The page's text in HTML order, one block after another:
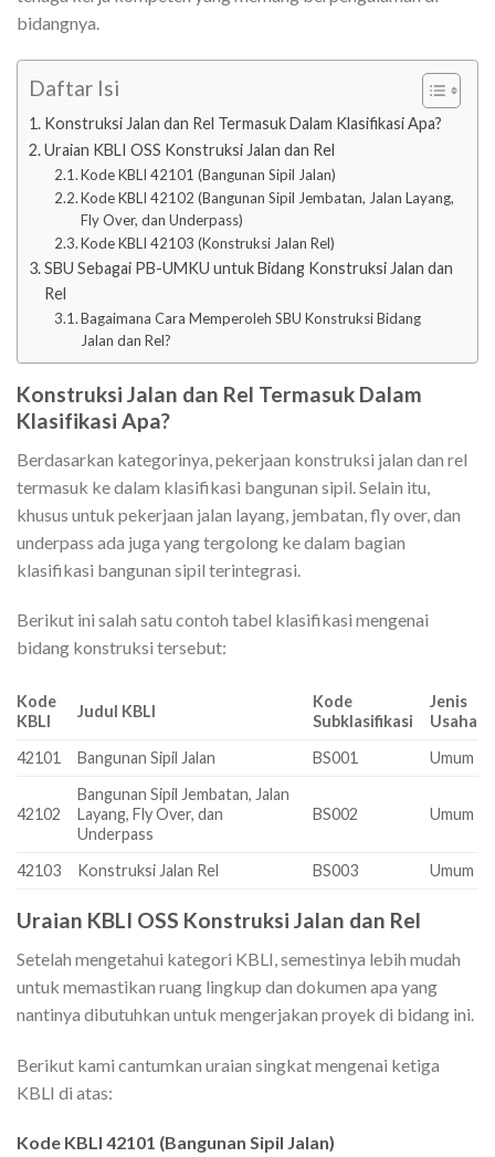
bidangnya.
Daftar Isi
Konstruksi Jalan dan Rel Termasuk Dalam Klasifikasi Apa?
Uraian KBLI OSS Konstruksi Jalan dan Rel
Kode KBLI 42101 (Bangunan Sipil Jalan)
Kode KBLI 42102 (Bangunan Sipil Jembatan, Jalan Layang,
Fly Over, dan Underpass)
Kode KBLI 42103 (Konstruksi Jalan Rel)
SBU Sebagai PB-UMKU untuk Bidang Konstruksi Jalan dan
Rel
Bagaimana Cara Memperoleh SBU Konstruksi Bidang
Jalan dan Rel?
Konstruksi Jalan dan Rel Termasuk Dalam
Klasifikasi Apa?
Berdasarkan kategorinya, pekerjaan konstruksi jalan dan rel
termasuk ke dalam klasifikasi bangunan sipil. Selain itu,
khusus untuk pekerjaan jalan layang, jembatan, fly over, dan
underpass ada juga yang tergolong ke dalam bagian
klasifikasi bangunan sipil terintegrasi.
Berikut ini salah satu contoh tabel klasifikasi mengenai
bidang konstruksi tersebut:
Kode
KBLI
Judul KBLI
Kode
Subklasifikasi
Jenis
Usaha
42101
Bangunan Sipil Jalan BS001 Umum
42102
Bangunan Sipil Jembatan, Jalan
Layang, Fly Over, dan
Underpass
BS002 Umum
42103 Konstruksi Jalan Rel BS003 Umum
Uraian KBLI OSS Konstruksi Jalan dan Rel
Setelah mengetahui kategori KBLI, semestinya lebih mudah
untuk memastikan ruang lingkup dan dokumen apa yang
nantinya dibutuhkan untuk mengerjakan proyek di bidang ini.
Berikut kami cantumkan uraian singkat mengenai ketiga
KBLI di atas:
Kode KBLI 42101 (Bangunan Sipil Jalan)